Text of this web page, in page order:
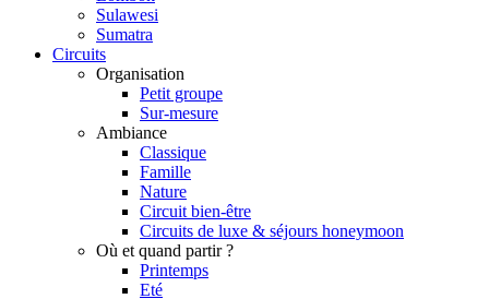
Sulawesi
Sumatra
Circuits
Organisation
Petit groupe
Sur-mesure
Ambiance
Classique
Famille
Nature
Circuit bien-être
Circuits de luxe & séjours honeymoon
Où et quand partir ?
Printemps
Eté